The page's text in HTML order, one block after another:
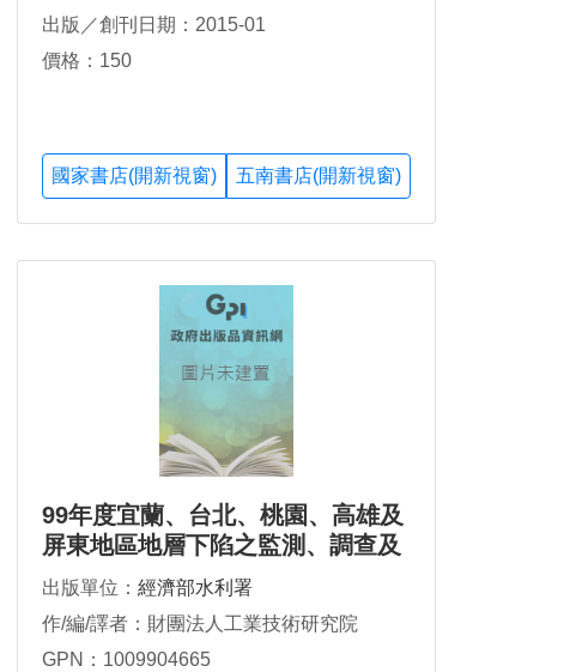
出版／創刊日期：2015-01
價格：150
國家書店(開新視窗) 五南書店(開新視窗)
99年度宜蘭、台北、桃園、高雄及
屏東地區地層下陷之監測、調查及
分析
出版單位： 經濟部水利署
作/編/譯者：財團法人工業技術研究院
GPN：1009904665